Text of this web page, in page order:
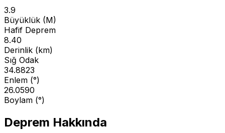
3.9
Büyüklük (M)
Hafif Deprem
8.40
Derinlik (km)
Sığ Odak
34.8823
Enlem (°)
26.0590
Boylam (°)
Deprem Hakkında